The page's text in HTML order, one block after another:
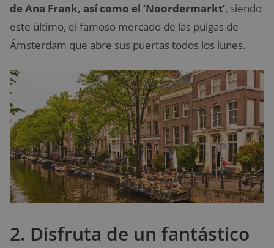
de Ana Frank, así como el ‘Noordermarkt’, siendo
este último, el famoso mercado de las pulgas de
Ámsterdam que abre sus puertas todos los lunes.
2. Disfruta de un fantástico